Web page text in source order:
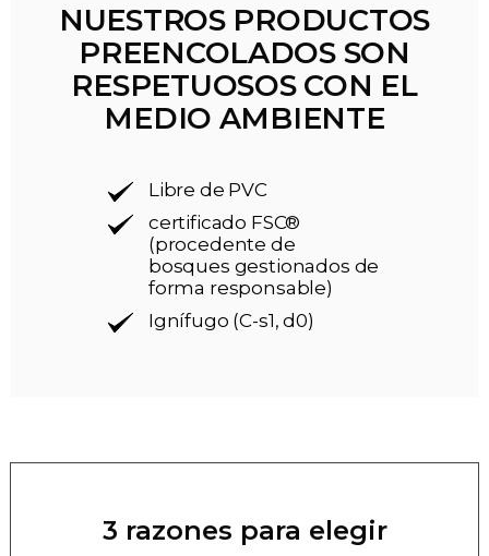
NUESTROS PRODUCTOS
PREENCOLADOS SON
RESPETUOSOS CON EL
MEDIO AMBIENTE
Libre de PVC
certificado FSC®
(procedente de
bosques gestionados de
forma responsable)
Ignífugo (C-s1, d0)
3 razones para elegir